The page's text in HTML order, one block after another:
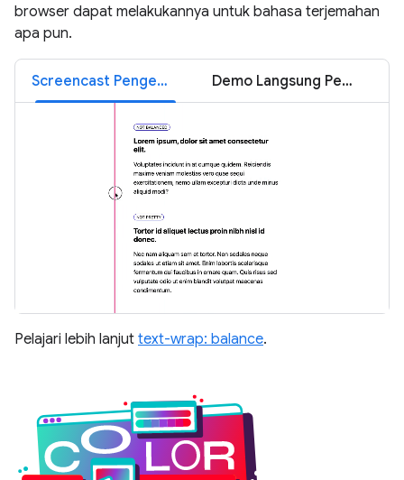
browser dapat melakukannya untuk bahasa terjemahan
apa pun.
Screencast Pengemasan Teks Demo Langsung Penggabungan Teks
Pelajari lebih lanjut text-wrap: balance.